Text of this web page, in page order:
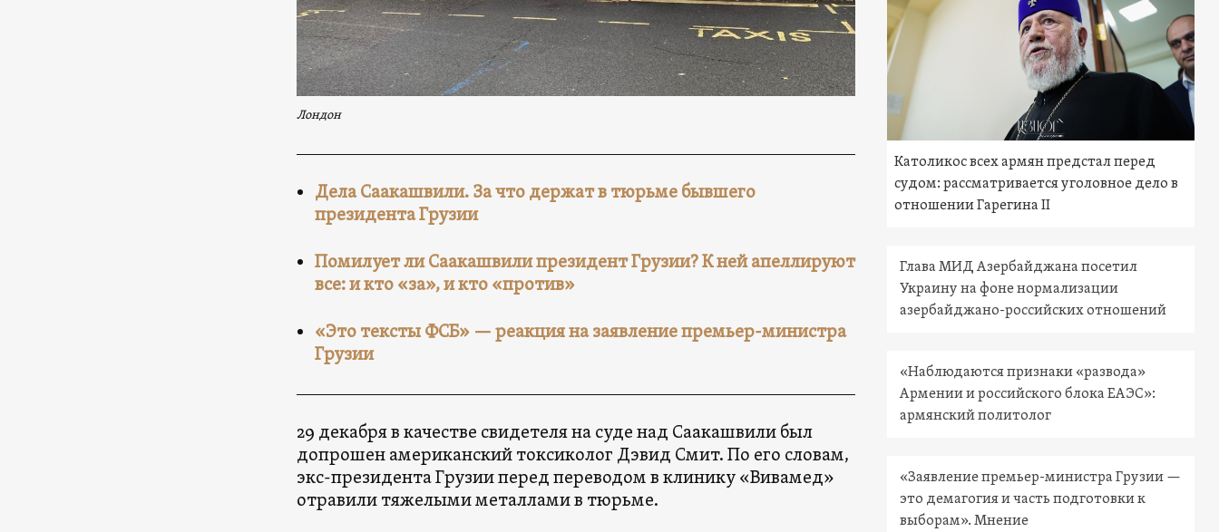
Лондон
Дела Саакашвили. За что держат в тюрьме бывшего
президента Грузии
Помилует ли Саакашвили президент Грузии? К ней апеллируют
все: и кто «за», и кто «против»
«Это тексты ФСБ» — реакция на заявление премьер-министра
Грузии
29 декабря в качестве свидетеля на суде над Саакашвили был
допрошен американский токсиколог Дэвид Смит. По его словам,
экс-президента Грузии перед переводом в клинику «Вивамед»
отравили тяжелыми металлами в тюрьме.
Католикос всех армян предстал перед
судом: рассматривается уголовное дело в
отношении Гарегина II
Глава МИД Азербайджана посетил
Украину на фоне нормализации
азербайджано-российских отношений
«Наблюдаются признаки «развода»
Армении и российского блока ЕАЭС»:
армянский политолог
«Заявление премьер-министра Грузии —
это демагогия и часть подготовки к
выборам». Мнение